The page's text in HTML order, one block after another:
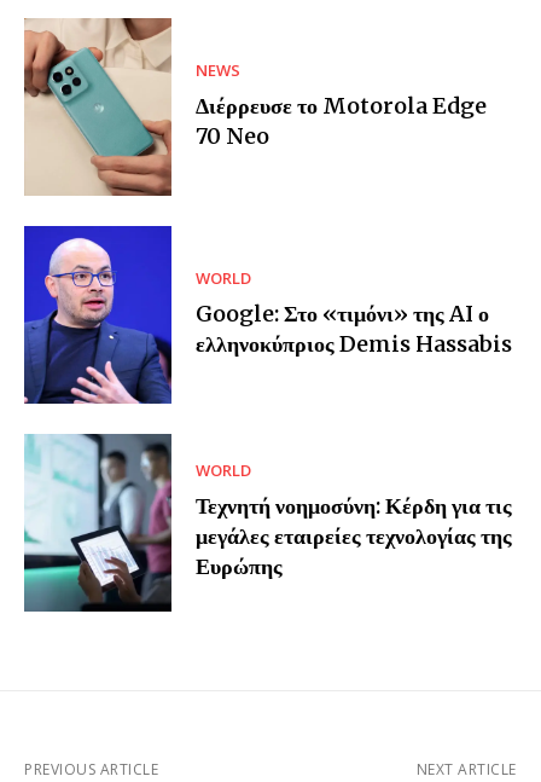
NEWS
Διέρρευσε το Motorola Edge
70 Neo
WORLD
Google: Στο «τιμόνι» της AI ο
ελληνοκύπριος Demis Hassabis
WORLD
Τεχνητή νοημοσύνη: Κέρδη για τις
μεγάλες εταιρείες τεχνολογίας της
Ευρώπης
PREVIOUS ARTICLE NEXT ARTICLE